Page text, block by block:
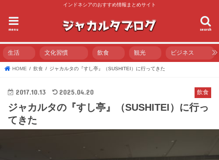
インドネシアのおすすめ情報まとめサイト
search
menu
生活 文化習慣 飲食 観光 ビジネス
HOME 飲食 ジャカルタの『すし亭』（SUSHITEI）に行ってきた
飲食
2017.10.13 2025.04.20
ジャカルタの『すし亭』（SUSHITEI）に行っ
てきた